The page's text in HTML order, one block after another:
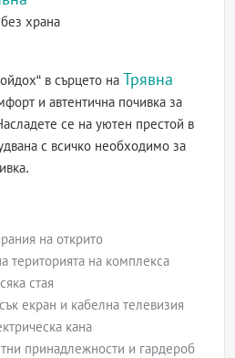
храна
в сърцето на Трявна
и автентична почивка за
се на уютен престой в
с всичко необходимо за
на открито
територията на комплекса
стая
екран и кабелна телевизия
кана
принадлежности и гардероб